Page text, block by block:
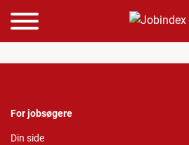
For jobsøgere
Din side